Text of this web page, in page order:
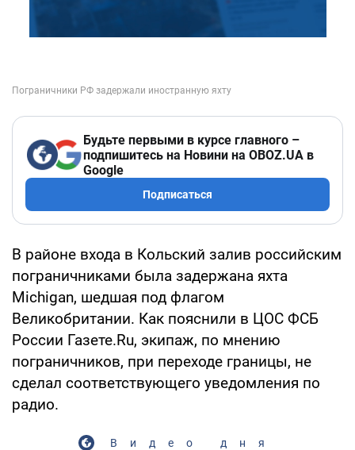
Будьте первыми в курсе главного –
подпишитесь на Новини на OBOZ.UA в
Google
Подписаться
В районе входа в Кольский залив российским
пограничниками была задержана яхта
Michigan, шедшая под флагом
Великобритании. Как пояснили в ЦОС ФСБ
России Газете.Ru, экипаж, по мнению
пограничников, при переходе границы, не
сделал соответствующего уведомления по
радио.
Видео дня